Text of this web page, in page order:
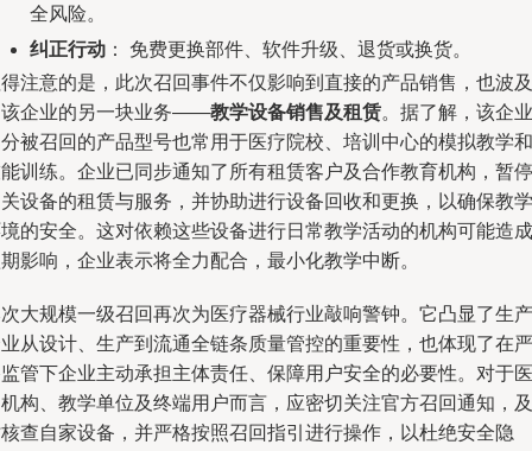
全风险。
纠正行动 ： 免费更换部件、软件升级、退货或换货。
注意的是，此次召回事件不仅影响到直接的产品销售，也波及
企业的另一块业务——教学设备销售及租赁。据了解，该企业
被召回的产品型号也常用于医疗院校、培训中心的模拟教学和
训练。企业已同步通知了所有租赁客户及合作教育机构，暂停
设备的租赁与服务，并协助进行设备回收和更换，以确保教学
的安全。这对依赖这些设备进行日常教学活动的机构可能造成
影响，企业表示将全力配合，最小化教学中断。
大规模一级召回再次为医疗器械行业敲响警钟。它凸显了生产
从设计、生产到流通全链条质量管控的重要性，也体现了在严
管下企业主动承担主体责任、保障用户安全的必要性。对于医
构、教学单位及终端用户而言，应密切关注官方召回通知，及
查自家设备，并严格按照召回指引进行操作，以杜绝安全隐